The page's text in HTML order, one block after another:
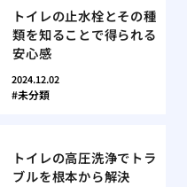
トイレの止水栓とその種
類を知ることで得られる
安心感
2024.12.02
未分類
トイレの高圧洗浄でトラ
ブルを根本から解決